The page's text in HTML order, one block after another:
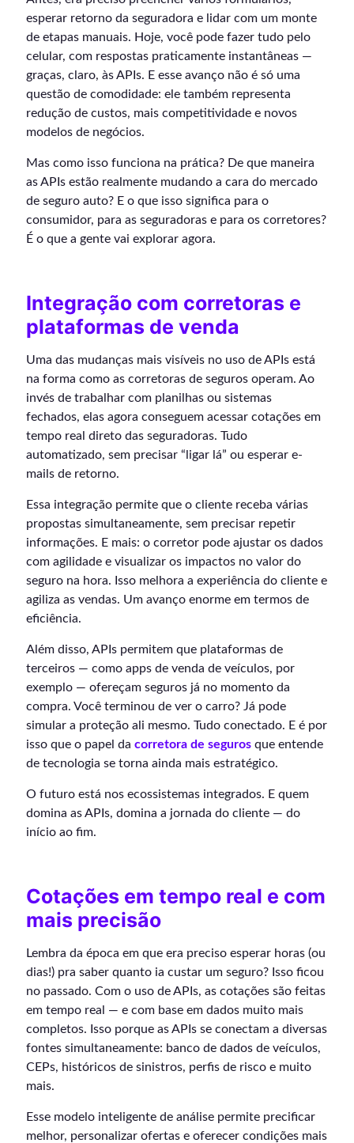
esperar retorno da seguradora e lidar com um monte
de etapas manuais. Hoje, você pode fazer tudo pelo
celular, com respostas praticamente instantâneas —
graças, claro, às APIs. E esse avanço não é só uma
questão de comodidade: ele também representa
redução de custos, mais competitividade e novos
modelos de negócios.
Mas como isso funciona na prática? De que maneira
as APIs estão realmente mudando a cara do mercado
de seguro auto? E o que isso significa para o
consumidor, para as seguradoras e para os corretores?
É o que a gente vai explorar agora.
Integração com corretoras e
plataformas de venda
Uma das mudanças mais visíveis no uso de APIs está
na forma como as corretoras de seguros operam. Ao
invés de trabalhar com planilhas ou sistemas
fechados, elas agora conseguem acessar cotações em
tempo real direto das seguradoras. Tudo
automatizado, sem precisar “ligar lá” ou esperar e-
mails de retorno.
Essa integração permite que o cliente receba várias
propostas simultaneamente, sem precisar repetir
informações. E mais: o corretor pode ajustar os dados
com agilidade e visualizar os impactos no valor do
seguro na hora. Isso melhora a experiência do cliente e
agiliza as vendas. Um avanço enorme em termos de
eficiência.
Além disso, APIs permitem que plataformas de
terceiros — como apps de venda de veículos, por
exemplo — ofereçam seguros já no momento da
compra. Você terminou de ver o carro? Já pode
simular a proteção ali mesmo. Tudo conectado. E é por
isso que o papel da corretora de seguros que entende
de tecnologia se torna ainda mais estratégico.
O futuro está nos ecossistemas integrados. E quem
domina as APIs, domina a jornada do cliente — do
início ao fim.
Cotações em tempo real e com
mais precisão
Lembra da época em que era preciso esperar horas (ou
dias!) pra saber quanto ia custar um seguro? Isso ficou
no passado. Com o uso de APIs, as cotações são feitas
em tempo real — e com base em dados muito mais
completos. Isso porque as APIs se conectam a diversas
fontes simultaneamente: banco de dados de veículos,
CEPs, históricos de sinistros, perfis de risco e muito
mais.
Esse modelo inteligente de análise permite precificar
melhor, personalizar ofertas e oferecer condições mais